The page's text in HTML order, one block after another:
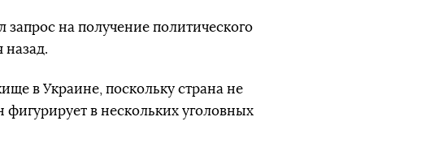
на получение политического
назад.
в Украине, поскольку страна не
фигурирует в нескольких уголовных